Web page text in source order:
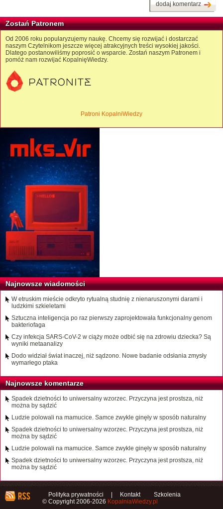
dodaj komentarz
Zostań Patronem
Od 2006 roku popularyzujemy naukę. Chcemy się rozwijać i dostarczać
naszym Czytelnikom jeszcze więcej atrakcyjnych treści wysokiej jakości.
Dlatego postanowiliśmy poprosić o wsparcie. Zostań naszym Patronem i
pomóż nam rozwijać KopalnięWiedzy.
Patroni KopalniWiedzy
Najnowsze wiadomości
W etruskim mieście odkryto rytualną studnię z nienaruszonymi darami i
ludzkimi szkieletami
Sztuczna inteligencja po raz pierwszy zaprojektowała funkcjonalny genom
bakteriofaga
Czy infekcja SARS-CoV-2 w ciąży może odbić się na zdrowiu dziecka? Są
wyniki metaanalizy
Dodo widział świat inaczej, niż sądzono. Nowe badanie odsłania zmysły
wymarłego ptaka
Najnowsze komentarze
Spadek dzietności to uniwersalny wzorzec. Przyczyna jest prostsza, niż
można by sądzić
Ludzie polowali na mamucice. Samce zwykle ginęły w sposób naturalny
Spadek dzietności to uniwersalny wzorzec. Przyczyna jest prostsza, niż
można by sądzić
Ludzie polowali na mamucice. Samce zwykle ginęły w sposób naturalny
Spadek dzietności to uniwersalny wzorzec. Przyczyna jest prostsza, niż
można by sądzić
Polityka prywatności Kontakt
Szkolenia
© Copyright 2006-2026 KopalniaWiedzy.pl